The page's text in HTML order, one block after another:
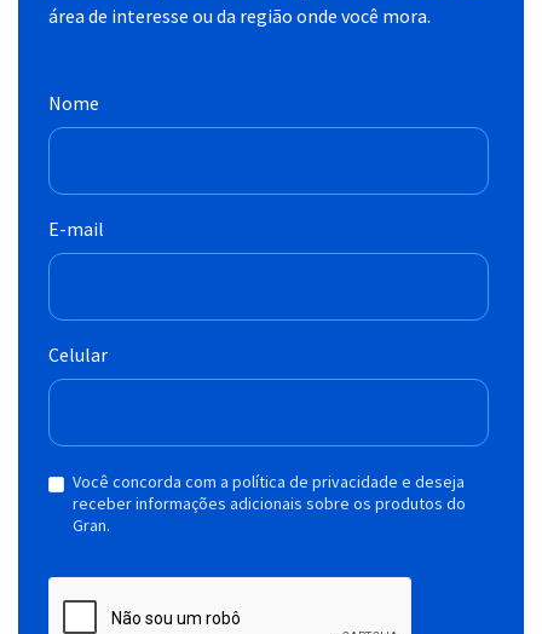
área de interesse ou da região onde você mora.
Nome
E-mail
Celular
Você concorda com a política de privacidade e deseja
receber informações adicionais sobre os produtos do
Gran.